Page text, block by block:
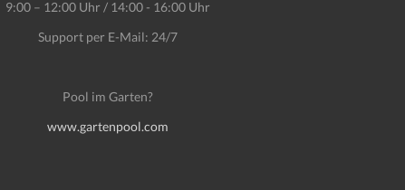
9:00 – 12:00 Uhr / 14:00 - 16:00 Uhr
Support per E-Mail: 24/7
Pool im Garten?
www.gartenpool.com